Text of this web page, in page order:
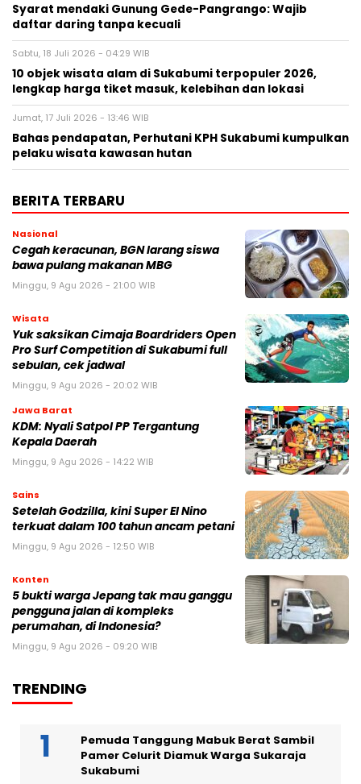
Syarat mendaki Gunung Gede-Pangrango: Wajib
daftar daring tanpa kecuali
Sabtu, 18 Juli 2026 - 04:29 WIB
10 objek wisata alam di Sukabumi terpopuler 2026,
lengkap harga tiket masuk, kelebihan dan lokasi
Jumat, 17 Juli 2026 - 13:46 WIB
Bahas pendapatan, Perhutani KPH Sukabumi kumpulkan
pelaku wisata kawasan hutan
BERITA TERBARU
Nasional
Cegah keracunan, BGN larang siswa
bawa pulang makanan MBG
Minggu, 9 Agu 2026 - 21:00 WIB
Wisata
Yuk saksikan Cimaja Boardriders Open
Pro Surf Competition di Sukabumi full
sebulan, cek jadwal
Minggu, 9 Agu 2026 - 20:02 WIB
Jawa Barat
KDM: Nyali Satpol PP Tergantung
Kepala Daerah
Minggu, 9 Agu 2026 - 14:22 WIB
Sains
Setelah Godzilla, kini Super El Nino
terkuat dalam 100 tahun ancam petani
Minggu, 9 Agu 2026 - 12:50 WIB
Konten
5 bukti warga Jepang tak mau ganggu
pengguna jalan di kompleks
perumahan, di Indonesia?
Minggu, 9 Agu 2026 - 09:20 WIB
TRENDING
Pemuda Tanggung Mabuk Berat Sambil
Pamer Celurit Diamuk Warga Sukaraja
Sukabumi